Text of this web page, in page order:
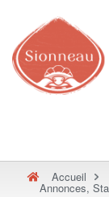
Accueil
Annonces,